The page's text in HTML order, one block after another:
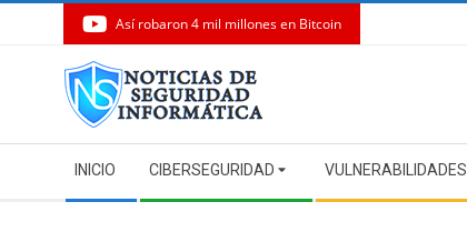
Así robaron 4 mil millones en Bitcoin
Navigation
Menu
INICIO CIBERSEGURIDAD VULNERABILIDADES